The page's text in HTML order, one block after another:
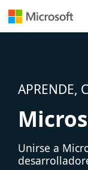
APRENDE,
Unirse a